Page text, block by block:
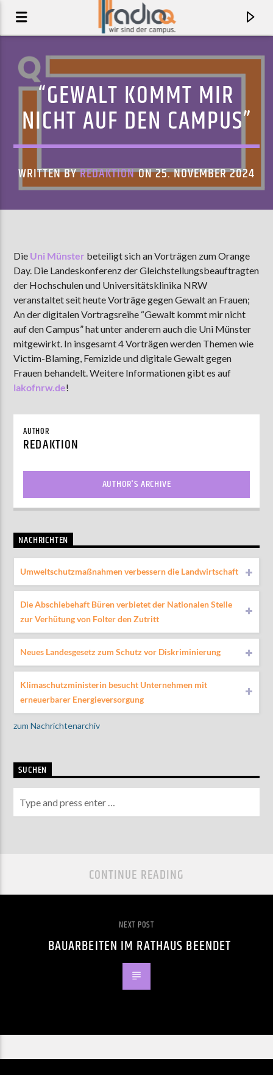
MY BODY
YOUNG THE GIANT
AKTUELLE SENDUNG
MOEBIUS
00:00 18:00
“GEWALT KOMMT MIR
NICHT AUF DEN CAMPUS”
WRITTEN BYREDAKTIONON 25. NOVEMBER 2024
Die Uni Münster beteiligt sich an Vorträgen zum Orange
Day. Die Landeskonferenz der Gleichstellungsbeauftragten
der Hochschulen und Universitätsklinika NRW
veranstaltet seit heute Vorträge gegen Gewalt an Frauen;
An der digitalen Vortragsreihe “Gewalt kommt mir nicht
auf den Campus” hat unter anderem auch die Uni Münster
mitgewirkt. In insgesamt 4 Vorträgen werden Themen wie
Victim-Blaming, Femizide und digitale Gewalt gegen
Frauen behandelt. Weitere Informationen gibt es auf
lakofnrw.de!
AUTHOR
REDAKTION
AUTHOR'S ARCHIVE
NACHRICHTEN
Umweltschutzmaßnahmen verbessern die Landwirtschaft
Die Abschiebehaft Büren verbietet der Nationalen Stelle
zur Verhütung von Folter den Zutritt
Neues Landesgesetz zum Schutz vor Diskriminierung
Klimaschutzministerin besucht Unternehmen mit
erneuerbarer Energieversorgung
zum Nachrichtenarchiv
SUCHEN
CONTINUE READING
NEXT POST
BAUARBEITEN IM RATHAUS BEENDET